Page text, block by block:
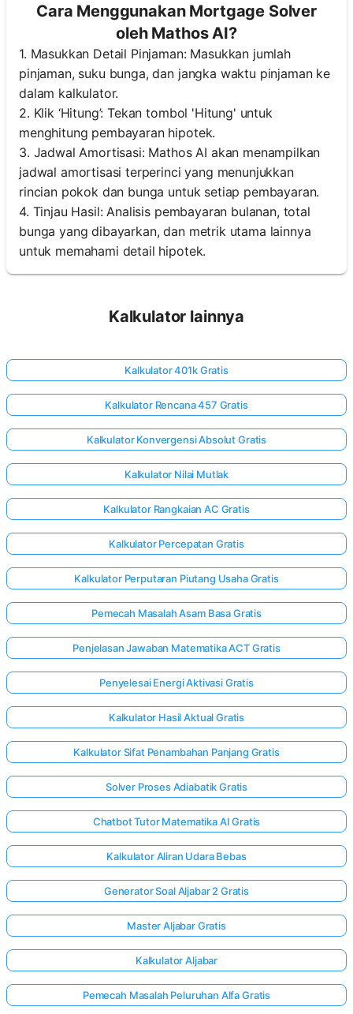
Cara Menggunakan Mortgage Solver
oleh Mathos AI?
1. Masukkan Detail Pinjaman: Masukkan jumlah
pinjaman, suku bunga, dan jangka waktu pinjaman ke
dalam kalkulator.
2. Klik ‘Hitung’: Tekan tombol 'Hitung' untuk
menghitung pembayaran hipotek.
3. Jadwal Amortisasi: Mathos AI akan menampilkan
jadwal amortisasi terperinci yang menunjukkan
rincian pokok dan bunga untuk setiap pembayaran.
4. Tinjau Hasil: Analisis pembayaran bulanan, total
bunga yang dibayarkan, dan metrik utama lainnya
untuk memahami detail hipotek.
Kalkulator lainnya
Kalkulator 401k Gratis
Kalkulator Rencana 457 Gratis
Kalkulator Konvergensi Absolut Gratis
Kalkulator Nilai Mutlak
Kalkulator Rangkaian AC Gratis
Kalkulator Percepatan Gratis
Kalkulator Perputaran Piutang Usaha Gratis
Pemecah Masalah Asam Basa Gratis
Penjelasan Jawaban Matematika ACT Gratis
Penyelesai Energi Aktivasi Gratis
Kalkulator Hasil Aktual Gratis
Kalkulator Sifat Penambahan Panjang Gratis
Solver Proses Adiabatik Gratis
Chatbot Tutor Matematika AI Gratis
Kalkulator Aliran Udara Bebas
Generator Soal Aljabar 2 Gratis
Master Aljabar Gratis
Kalkulator Aljabar
Pemecah Masalah Peluruhan Alfa Gratis